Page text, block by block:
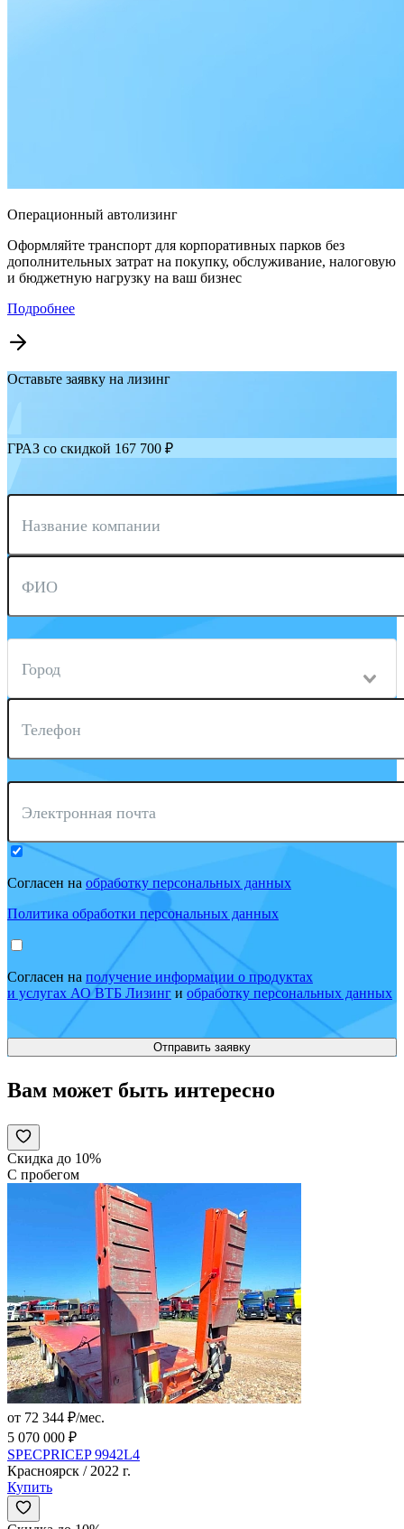
Операционный автолизинг
Оформляйте транспорт для корпоративных парков без
дополнительных затрат на покупку, обслуживание, налоговую
и бюджетную нагрузку на ваш бизнес
Подробнее
Оставьте заявку на лизинг
ГРАЗ со скидкой 167 700 ₽
Название компании
ФИО
Город
Телефон
Электронная почта
Согласен на обработку персональных данных
Политика обработки персональных данных
Согласен на получение информации о продуктах
и услугах АО ВТБ Лизинг и обработку персональных данных
Вам может быть интересно
Скидка до 10%
С пробегом
от 72 344 ₽/мес.
5 070 000 ₽
SPECPRICEP 9942L4
Красноярск / 2022 г.
Купить